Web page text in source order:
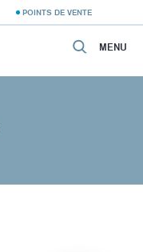
POINTS DE VENTE
MENU